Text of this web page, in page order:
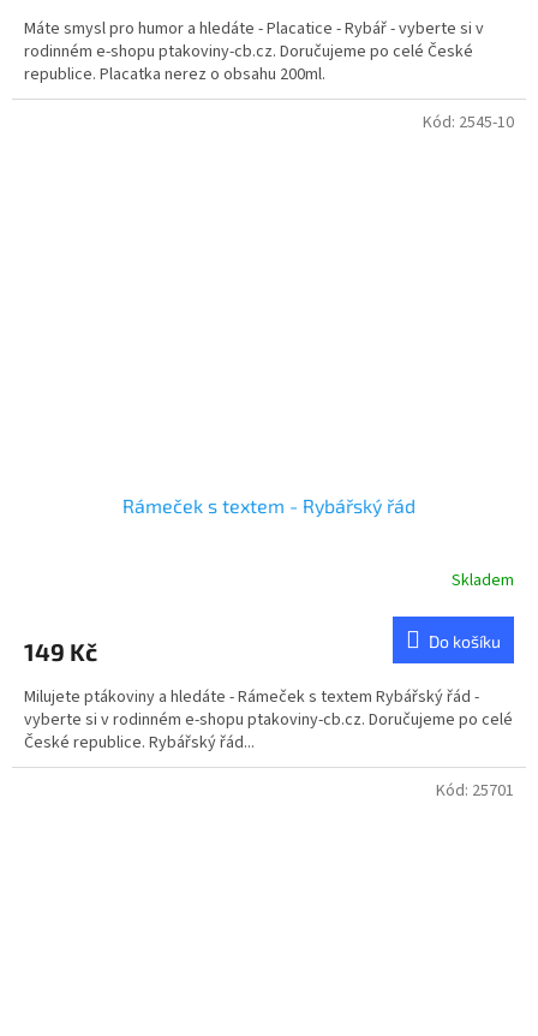
Máte smysl pro humor a hledáte - Placatice - Rybář - vyberte si v
rodinném e-shopu ptakoviny-cb.cz. Doručujeme po celé České
republice. Placatka nerez o obsahu 200ml.
Rámeček s textem - Rybářský řád
Skladem
149 Kč Do košíku
Milujete ptákoviny a hledáte - Rámeček s textem Rybářský řád -
vyberte si v rodinném e-shopu ptakoviny-cb.cz. Doručujeme po celé
České republice. Rybářský řád...
Kód: 2545-10
Kód: 25701